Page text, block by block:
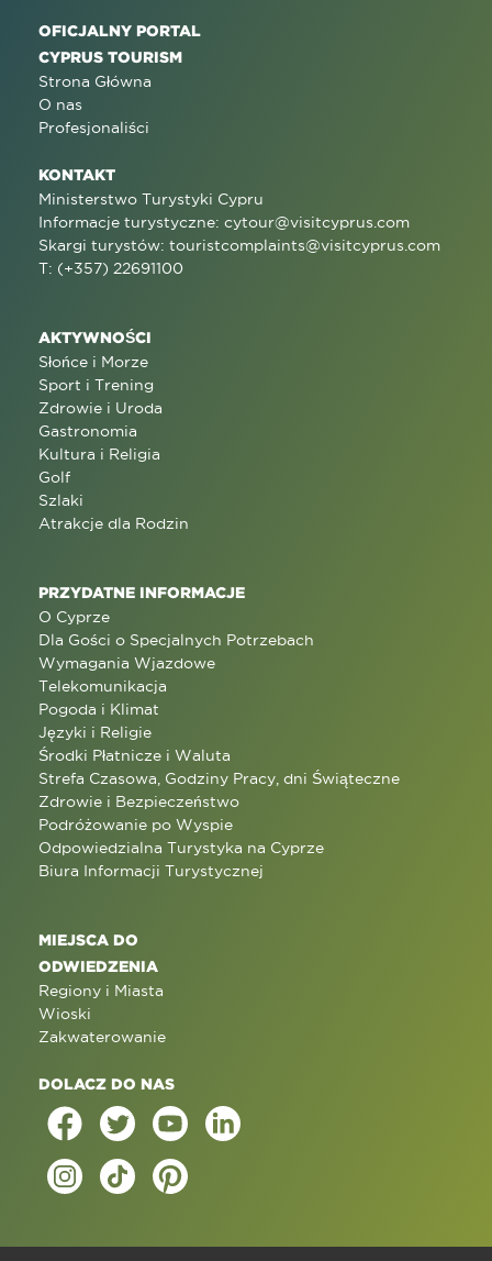
OFICJALNY PORTAL
CYPRUS TOURISM
Strona Główna
O nas
Profesjonaliści
KONTAKT
Ministerstwo Turystyki Cypru
Informacje turystyczne: cytour@visitcyprus.com
Skargi turystów: touristcomplaints@visitcyprus.com
T: (+357) 22691100
AKTYWNOŚCI
Słońce i Morze
Sport i Trening
Zdrowie i Uroda
Gastronomia
Kultura i Religia
Golf
Szlaki
Atrakcje dla Rodzin
PRZYDATNE INFORMACJE
O Cyprze
Dla Gości o Specjalnych Potrzebach
Wymagania Wjazdowe
Telekomunikacja
Pogoda i Klimat
Języki i Religie
Środki Płatnicze i Waluta
Strefa Czasowa, Godziny Pracy, dni Świąteczne
Zdrowie i Bezpieczeństwo
Podróżowanie po Wyspie
Odpowiedzialna Turystyka na Cyprze
Biura Informacji Turystycznej
MIEJSCA DO
ODWIEDZENIA
Regiony i Miasta
Wioski
Zakwaterowanie
DOLACZ DO NAS